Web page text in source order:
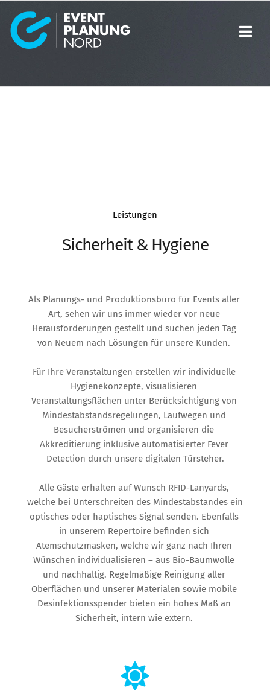
content
Leistungen
Sicherheit & Hygiene
Als Planungs- und Produktionsbüro für Events aller
Art, sehen wir uns immer wieder vor neue
Herausforderungen gestellt und suchen jeden Tag
von Neuem nach Lösungen für unsere Kunden.
Für Ihre Veranstaltungen erstellen wir individuelle
Hygienekonzepte, visualisieren
Veranstaltungsflächen unter Berücksichtigung von
Mindestabstandsregelungen, Laufwegen und
Besucherströmen und organisieren die
Akkreditierung inklusive automatisierter Fever
Detection durch unsere digitalen Türsteher.
Alle Gäste erhalten auf Wunsch RFID-Lanyards,
welche bei Unterschreiten des Mindestabstandes ein
optisches oder haptisches Signal senden. Ebenfalls
in unserem Repertoire befinden sich
Atemschutzmasken, welche wir ganz nach Ihren
Wünschen individualisieren – aus Bio-Baumwolle
und nachhaltig. Regelmäßige Reinigung aller
Oberflächen und unserer Materialen sowie mobile
Desinfektionsspender bieten ein hohes Maß an
Sicherheit, intern wie extern.